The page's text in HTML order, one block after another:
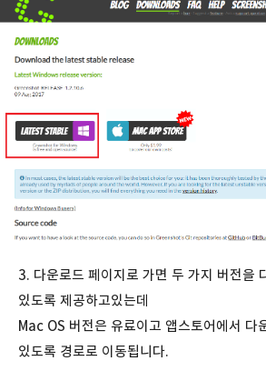
3. 다운로드 페이지로 가면 두 가지 버전을
있도록 제공하고있는데
Mac OS 버전은 유료이고 앱스토어에서 다
있도록 경로로 이동됩니다.